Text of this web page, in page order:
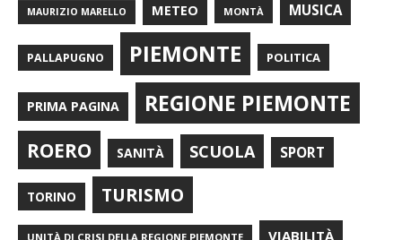
MAURIZIO MARELLO METEO MONTÀ MUSICA
PALLAPUGNO PIEMONTE POLITICA
PRIMA PAGINA REGIONE PIEMONTE
ROERO SANITÀ SCUOLA SPORT
TORINO TURISMO
UNITÀ DI CRISI DELLA REGIONE PIEMONTE VIABILITÀ